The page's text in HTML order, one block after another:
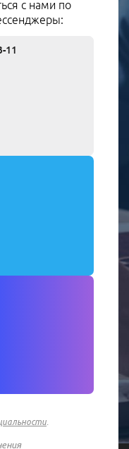
с нами по
11